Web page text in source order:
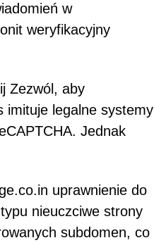
w
weryfikacyjny
Zezwól, aby
imituje legalne systemy
Jednak
uprawnienie do
nieuczciwe strony
subdomen, co